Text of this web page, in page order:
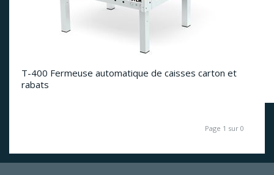
T-400 Fermeuse automatique de caisses carton et
rabats
Page 1 sur 0